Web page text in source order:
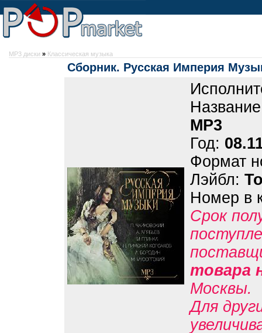
MP3 диски » Классическая музыка
Сборник. Русская Империя
MP3
Год:
Формат
Лэйбл:
Номер в
Срок
товара
Москвы.
Для